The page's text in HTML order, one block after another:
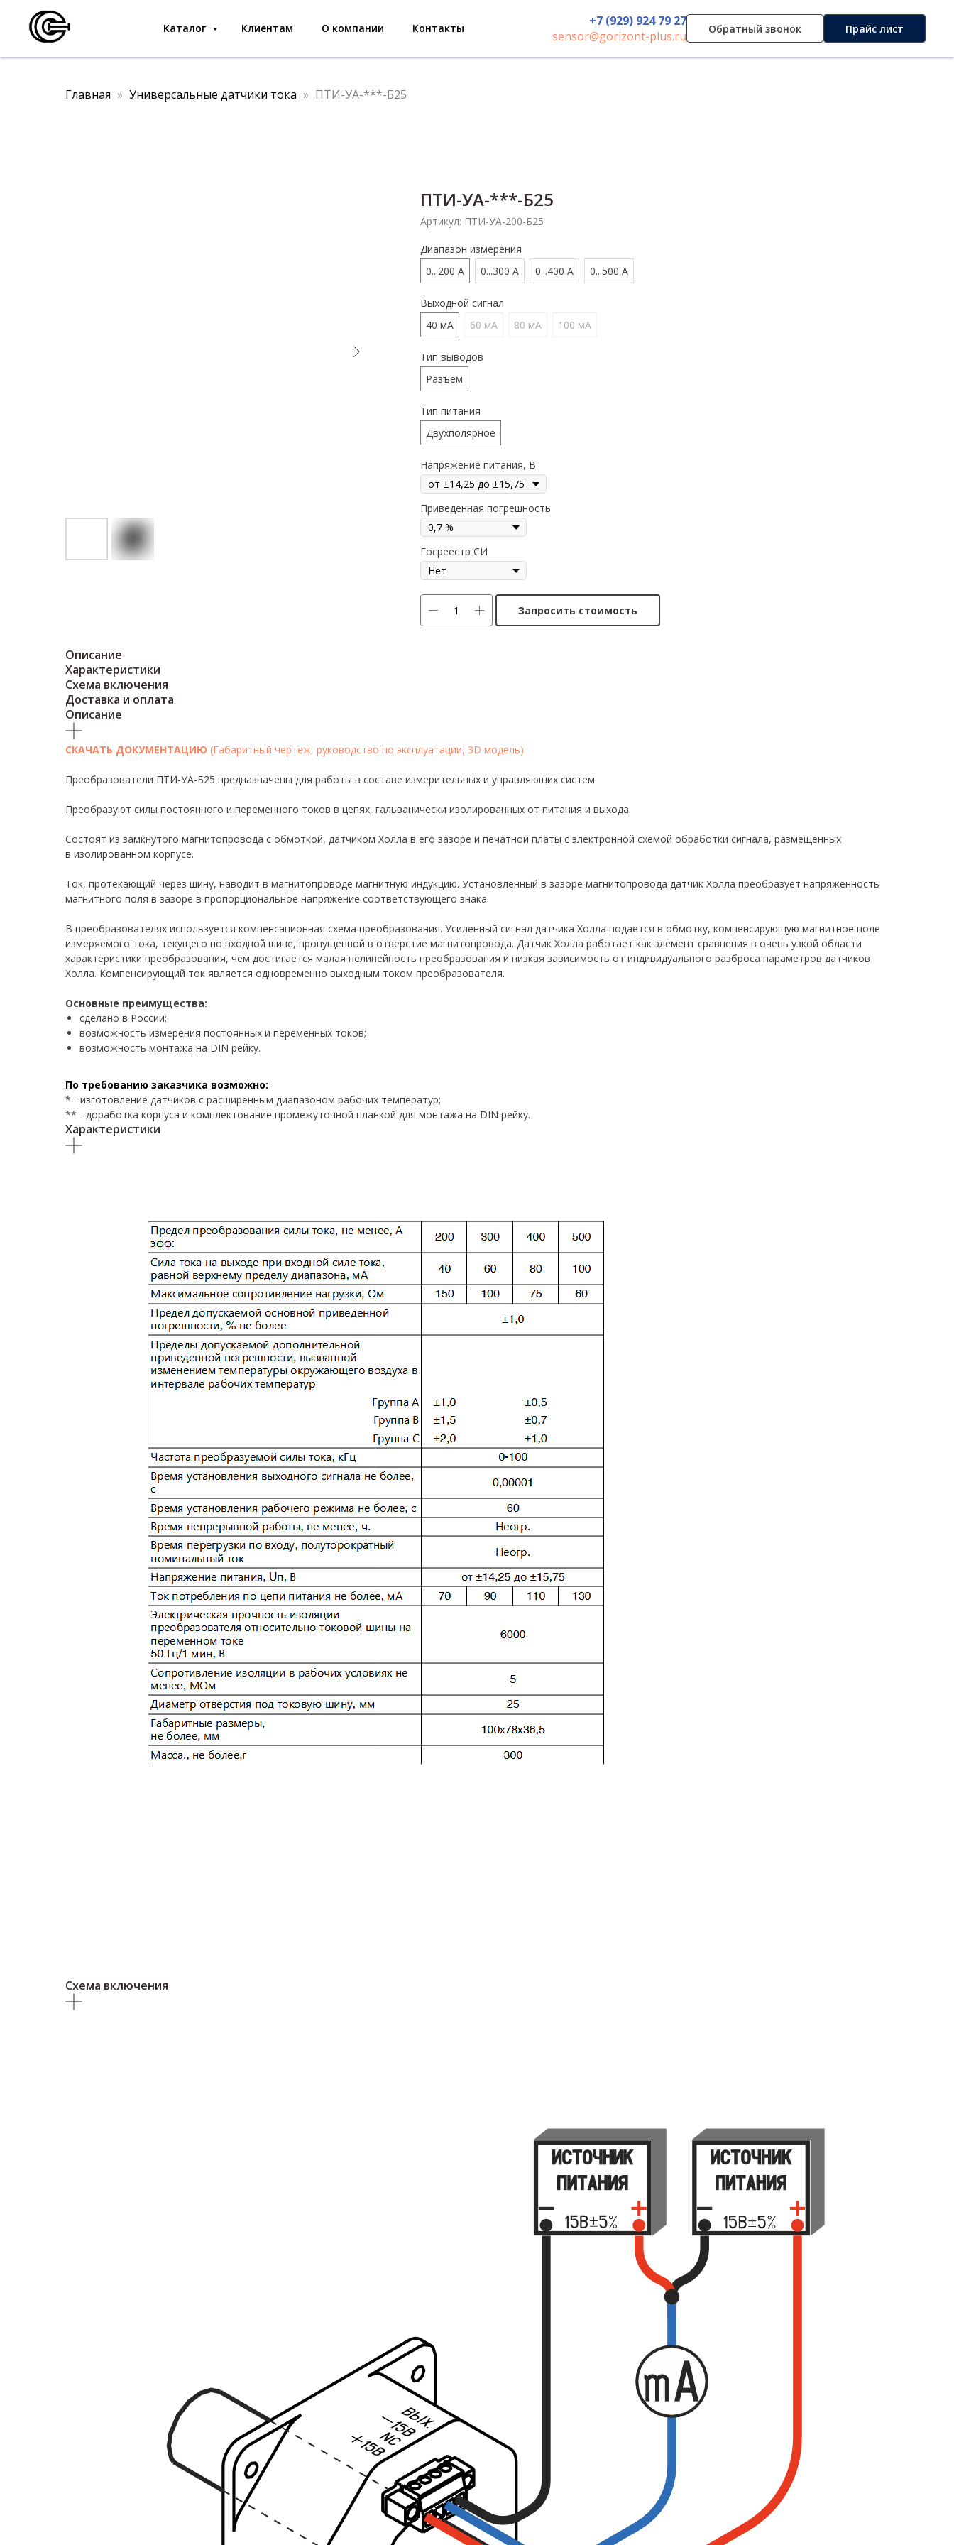
Каталог Клиентам О компании Контакты
+7 (929) 924 79 27
sensor@gorizont-plus.ru
Обратный звонок Прайс лист
Главная Универсальные датчики тока ПТИ-УА-***-Б25
ПТИ-УА-***-Б25
Артикул: ПТИ-УА-200-Б25
Диапазон измерения
0...200 А
0...300 А 0...400 А 0...500 А
Выходной сигнал
40 мА
60 мА 80 мА 100 мА
Тип выводов
Разъем
Тип питания
Двухполярное
Напряжение питания, В
Приведенная погрешность
Госреестр СИ
Запросить стоимость
Описание
Характеристики
Схема включения
Доставка и оплата
Описание
СКАЧАТЬ ДОКУМЕНТАЦИЮ (Габаритный чертеж, руководство по эксплуатации, 3D модель)
Преобразователи ПТИ-УА-Б25 предназначены для работы в составе измерительных и управляющих систем.
Преобразуют силы постоянного и переменного токов в цепях, гальванически изолированных от питания и выхода.
Состоят из замкнутого магнитопровода с обмоткой, датчиком Холла в его зазоре и печатной платы с электронной схемой обработки сигнала, размещенных
в изолированном корпусе.
Ток, протекающий через шину, наводит в магнитопроводе магнитную индукцию. Установленный в зазоре магнитопровода датчик Холла преобразует напряженность
магнитного поля в зазоре в пропорциональное напряжение соответствующего знака.
В преобразователях используется компенсационная схема преобразования. Усиленный сигнал датчика Холла подается в обмотку, компенсирующую магнитное поле
измеряемого тока, текущего по входной шине, пропущенной в отверстие магнитопровода. Датчик Холла работает как элемент сравнения в очень узкой области
характеристики преобразования, чем достигается малая нелинейность преобразования и низкая зависимость от индивидуального разброса параметров датчиков
Холла. Компенсирующий ток является одновременно выходным током преобразователя.
Основные преимущества:
сделано в России;
возможность измерения постоянных и переменных токов;
возможность монтажа на DIN рейку.
По требованию заказчика возможно:
* - изготовление датчиков с расширенным диапазоном рабочих температур;
** - доработка корпуса и комплектование промежуточной планкой для монтажа на DIN рейку.
Характеристики
Схема включения